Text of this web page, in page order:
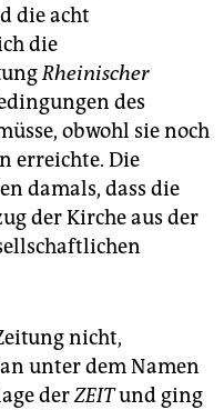
die acht
die
Rheinischer
des
obwohl sie noch
erreichte. Die
damals, dass die
der Kirche aus der
nicht,
unter dem Namen
derZEITund ging